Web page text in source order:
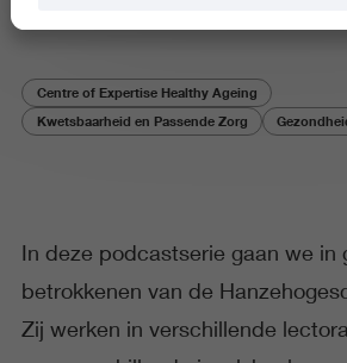
Centre of Expertise Healthy Ageing
Kwetsbaarheid en Passende Zorg
In deze podcastserie gaan we in
betrokkenen van de
Zij werken in verschillende